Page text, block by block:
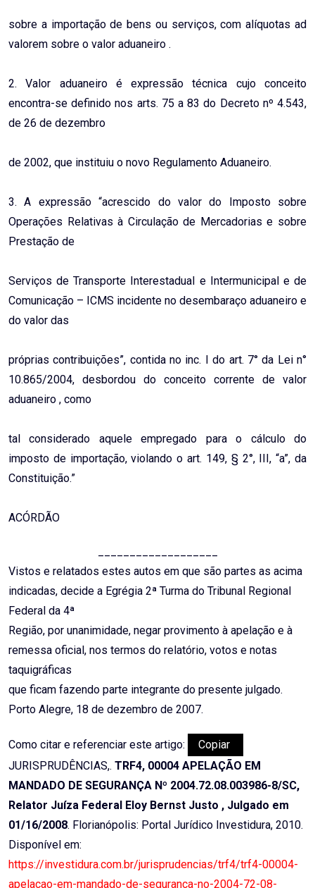
sobre a importação de bens ou serviços, com alíquotas ad
valorem sobre o valor aduaneiro .
2. Valor aduaneiro é expressão técnica cujo conceito
encontra-se definido nos arts. 75 a 83 do Decreto nº 4.543,
de 26 de dezembro
de 2002, que instituiu o novo Regulamento Aduaneiro.
3. A expressão “acrescido do valor do Imposto sobre
Operações Relativas à Circulação de Mercadorias e sobre
Prestação de
Serviços de Transporte Interestadual e Intermunicipal e de
Comunicação – ICMS incidente no desembaraço aduaneiro e
do valor das
próprias contribuições”, contida no inc. I do art. 7° da Lei n°
10.865/2004, desbordou do conceito corrente de valor
aduaneiro , como
tal considerado aquele empregado para o cálculo do
imposto de importação, violando o art. 149, § 2°, III, “a”, da
Constituição.”
ACÓRDÃO
Vistos e relatados estes autos em que são partes as acima
indicadas, decide a Egrégia 2ª Turma do Tribunal Regional
Federal da 4ª
Região, por unanimidade, negar provimento à apelação e à
remessa oficial, nos termos do relatório, votos e notas
taquigráficas
que ficam fazendo parte integrante do presente julgado.
Porto Alegre, 18 de dezembro de 2007.
Como citar e referenciar este artigo:
Copiar
JURISPRUDÊNCIAS,. TRF4, 00004 APELAÇÃO EM
MANDADO DE SEGURANÇA Nº 2004.72.08.003986-8/SC,
Relator Juíza Federal Eloy Bernst Justo , Julgado em
01/16/2008. Florianópolis: Portal Jurídico Investidura, 2010.
Disponível em:
https://investidura.com.br/jurisprudencias/trf4/trf4-00004-
apelacao-em-mandado-de-seguranca-no-2004-72-08-